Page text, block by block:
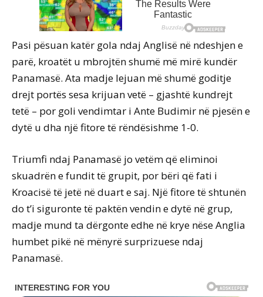
Pasi pësuan katër gola ndaj Anglisë në ndeshjen e
parë, kroatët u mbrojtën shumë më mirë kundër
Panamasë. Ata madje lejuan më shumë goditje
drejt portës sesa krijuan vetë – gjashtë kundrejt
tetë – por goli vendimtar i Ante Budimir në pjesën e
dytë u dha një fitore të rëndësishme 1-0.
Triumfi ndaj Panamasë jo vetëm që eliminoi
skuadrën e fundit të grupit, por bëri që fati i
Kroacisë të jetë në duart e saj. Një fitore të shtunën
do t’i siguronte të paktën vendin e dytë në grup,
madje mund ta dërgonte edhe në krye nëse Anglia
humbet pikë në mënyrë surprizuese ndaj
Panamasë.